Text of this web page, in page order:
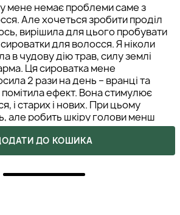
мене немає проблеми саме з
Але хочеться зробити проділ
вирішила для цього пробувати
для волосся. Я ніколи
в чудову дію трав, силу землі
Ця сироватка мене
2 рази на день – вранці та
помітила ефект. Вона стимулює
і старих і нових. При цьому
але робить шкіру голови менш
продовжує свіжість волосся.
ДО КОШИКА